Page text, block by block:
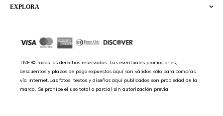
EXPLORA
TNF © Todos los derechos reservados. Las eventuales promociones,
descuentos y plazos de pago expuestos aquí son válidos sólo para compras
vía internet.Las fotos, textos y diseños aquí publicados son propiedad de la
marca. Se prohíbe el uso total o parcial sin autorización previa.